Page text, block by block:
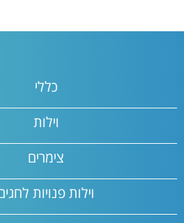
כללי
וילות
צימרים
וילות פנויות